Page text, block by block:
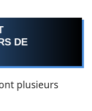
DE
plusieurs